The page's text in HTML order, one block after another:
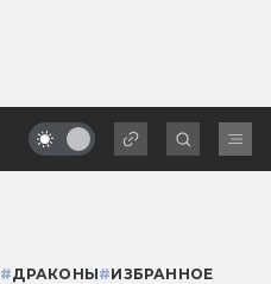
#ДРАКОНЫ#ИЗБРАННОЕ